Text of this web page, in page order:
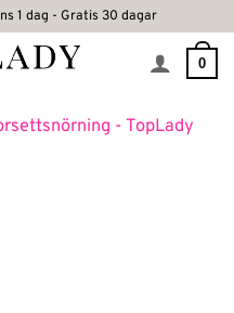
1 dag - Gratis 30 dagar
0